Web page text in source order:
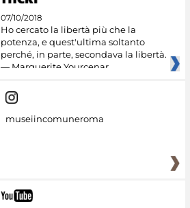
07/10/2018
Ho cercato la libertà più che la
potenza, e quest'ultima soltanto
perché, in parte, secondava la libertà.
— Marguerite Yourcenar
museiincomuneroma